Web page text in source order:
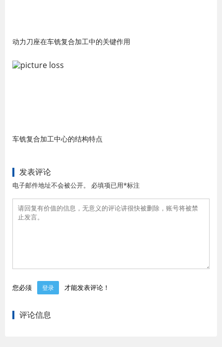
动力刀座在车铣复合加工中的关键作用
车铣复合加工中心的结构特点
发表评论
电子邮件地址不会被公开。 必填项已用*标注
您必须 登录 才能发表评论！
评论信息